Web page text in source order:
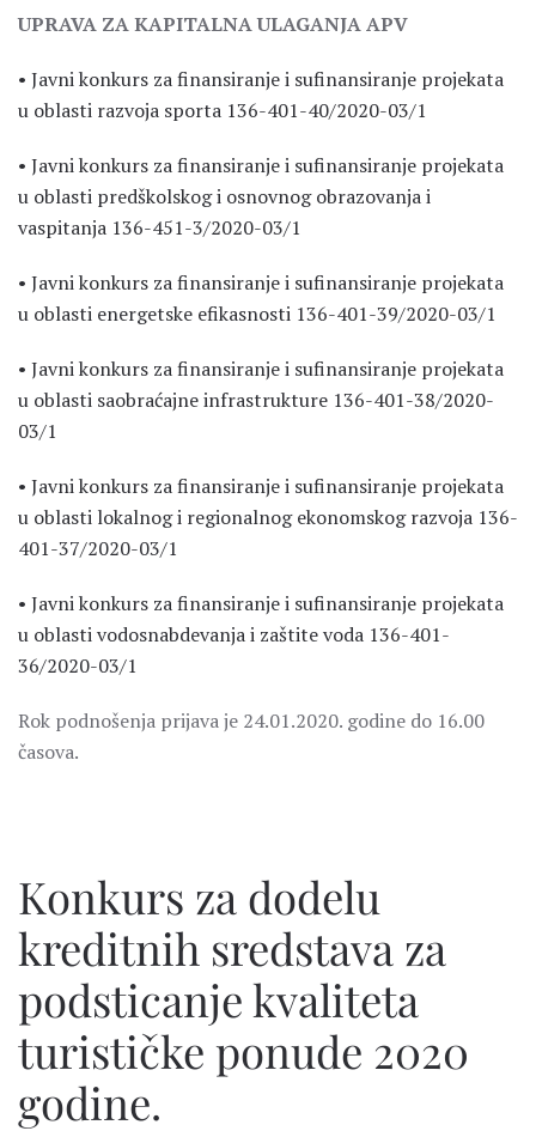
UPRAVA ZA KAPITALNA ULAGANJA APV
• Javni konkurs za finansiranje i sufinansiranje projekata
u oblasti razvoja sporta 136-401-40/2020-03/1
• Javni konkurs za finansiranje i sufinansiranje projekata
u oblasti predškolskog i osnovnog obrazovanja i
vaspitanja 136-451-3/2020-03/1
• Javni konkurs za finansiranje i sufinansiranje projekata
u oblasti energetske efikasnosti 136-401-39/2020-03/1
• Javni konkurs za finansiranje i sufinansiranje projekata
u oblasti saobraćajne infrastrukture 136-401-38/2020-
03/1
• Javni konkurs za finansiranje i sufinansiranje projekata
u oblasti lokalnog i regionalnog ekonomskog razvoja 136-
401-37/2020-03/1
• Javni konkurs za finansiranje i sufinansiranje projekata
u oblasti vodosnabdevanja i zaštite voda 136-401-
36/2020-03/1
Rok podnošenja prijava je 24.01.2020. godine do 16.00
časova.
Konkurs za dodelu
kreditnih sredstava za
podsticanje kvaliteta
turističke ponude 2020
godine.